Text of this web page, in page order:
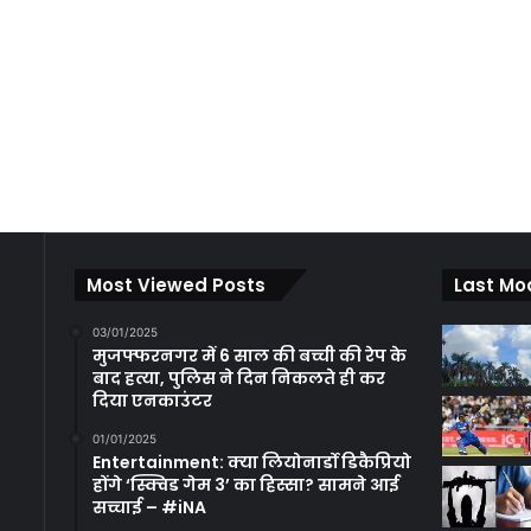
Most Viewed Posts
03/01/2025
मुजफ्फरनगर में 6 साल की बच्ची की रेप के
बाद हत्या, पुलिस ने दिन निकलते ही कर
दिया एनकाउंटर
01/01/2025
Entertainment: क्या लियोनार्डो डिकैप्रियो
होंगे ‘स्क्विड गेम 3’ का हिस्सा? सामने आई
सच्चाई – #iNA
Last